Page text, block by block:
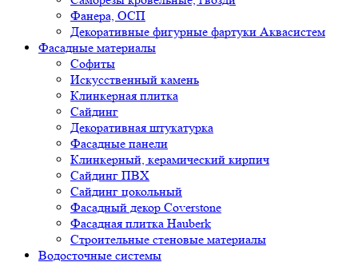
Фанера, ОСП
Декоративные фигурные фартуки Аквасистем
Фасадные материалы
Софиты
Искусственный камень
Клинкерная плитка
Сайдинг
Декоративная штукатурка
Фасадные панели
Клинкерный, керамический кирпич
Сайдинг ПВХ
Сайдинг цокольный
Фасадный декор Coverstone
Фасадная плитка Hauberk
Строительные стеновые материалы
Водосточные системы